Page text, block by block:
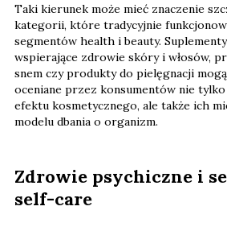
Taki kierunek może mieć znaczenie
kategorii, które tradycyjnie
segmentów health i beauty.
wspierające zdrowie skóry i włosów,
snem czy produkty do pielęgnacji
oceniane przez konsumentów nie
efektu kosmetycznego, ale także ich
modelu dbania o organizm.
Zdrowie psychiczne i
self-care